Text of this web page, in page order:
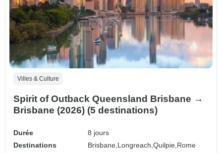
Villes & Culture
Spirit of Outback Queensland Brisbane →
Brisbane (2026) (5 destinations)
Durée
8 jours
Destinations
Brisbane, Longreach,Quilpie, Rome